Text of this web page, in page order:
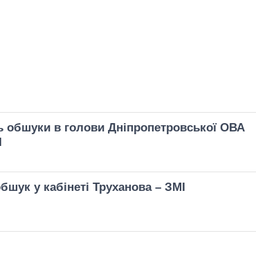
в голови Дніпропетровської ОВА
у кабінеті Труханова – ЗМІ